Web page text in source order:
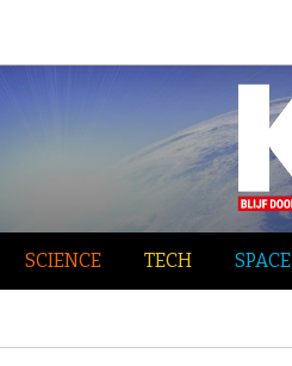
SCIENCE TECH SPACE